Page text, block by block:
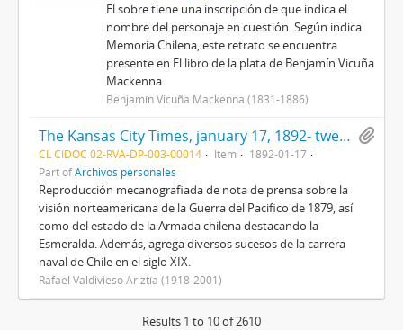
El sobre tiene una inscripción de que indica el
nombre del personaje en cuestión. Según indica
Memoria Chilena, este retrato se encuentra
presente en El libro de la plata de Benjamín Vicuña
Mackenna.
Benjamín Vicuña Mackenna (1831-1886)
The Kansas City Times, january 17, 1892- twenty pages
CL CIDOC 02-RVA-DP-003-00014 Item
1892-01-17
Part ofArchivos personales
Reproducción mecanografiada de nota de prensa sobre la
visión norteamericana de la Guerra del Pacifico de 1879, así
como del estado de la Armada chilena destacando la
Esmeralda. Además, agrega diversos sucesos de la carrera
naval de Chile en el siglo XIX.
Rafael Valdivieso Ariztía (1918-2001)
Results 1 to 10 of 2610